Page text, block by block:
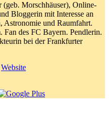
(geb. Morschhäuser), Online-
Bloggerin mit Interesse an
Astronomie und Raumfahrt.
Fan des FC Bayern. Pendlerin.
bei der Frankfurter
Website